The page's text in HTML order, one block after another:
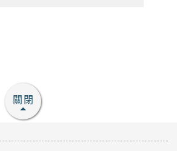
2026年08月29日
淡水竹圍分館
「手縫熱氣球吊飾」手
開放
關閉